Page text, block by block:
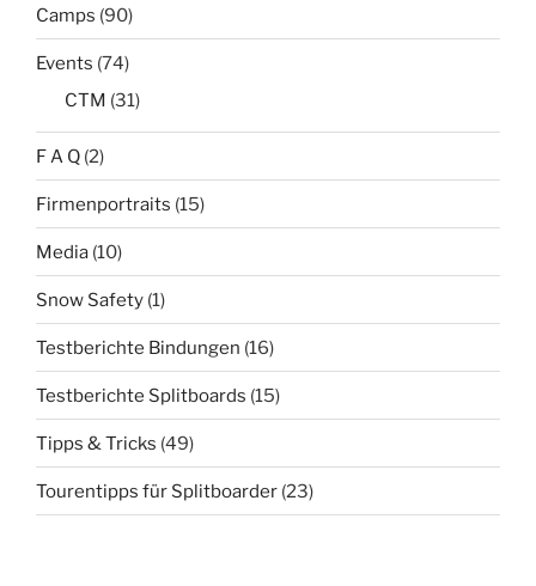
Camps (90)
Events (74)
CTM (31)
F A Q (2)
Firmenportraits (15)
Media (10)
Snow Safety (1)
Testberichte Bindungen (16)
Testberichte Splitboards (15)
Tipps & Tricks (49)
Tourentipps für Splitboarder (23)